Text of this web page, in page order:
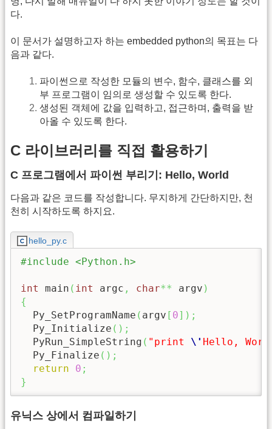
다.
이 문서가 설명하고자 하는 embedded python의 목표는 다
음과 같다.
파이썬으로 작성한 모듈의 변수, 함수, 클래스를 외
부 프로그램이 임의로 생성할 수 있도록 한다.
생성된 객체에 값을 입력하고, 접근하며, 출력을 받
아올 수 있도록 한다.
C 라이브러리를 직접 활용하기
C 프로그램에서 파이썬 부리기: Hello, World
다음과 같은 코드를 작성합니다. 무지하게 간단하지만, 천
천히 시작하도록 하지요.
hello_py.c
#include <Python.h>
int main ( int argc , char** argv )
{
  Py_SetProgramName
( argv [ 0] ) ;
  Py_Initialize
( ) ;
  PyRun_SimpleString
( "print \' Hello,
  Py_Finalize
( ) ;
return
0 ;
}
유닉스 상에서 컴파일하기